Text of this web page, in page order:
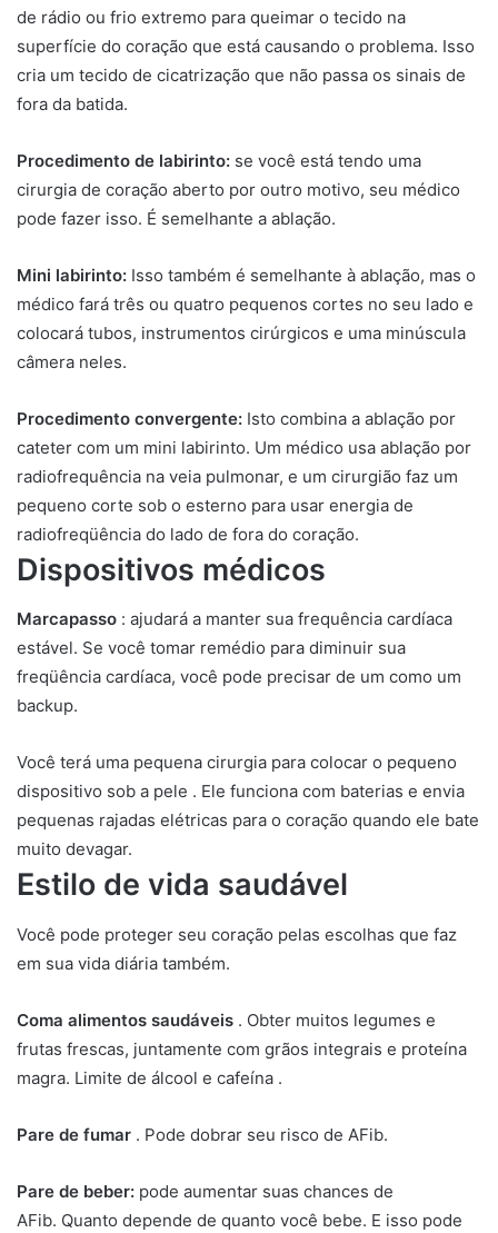
de rádio ou frio extremo para queimar o tecido na
superfície do coração que está causando o problema. Isso
cria um tecido de cicatrização que não passa os sinais de
fora da batida.
Procedimento de labirinto: se você está tendo uma
cirurgia de coração aberto por outro motivo, seu médico
pode fazer isso. É semelhante a ablação.
Mini labirinto: Isso também é semelhante à ablação, mas o
médico fará três ou quatro pequenos cortes no seu lado e
colocará tubos, instrumentos cirúrgicos e uma minúscula
câmera neles.
Procedimento convergente: Isto combina a ablação por
cateter com um mini labirinto. Um médico usa ablação por
radiofrequência na veia pulmonar, e um cirurgião faz um
pequeno corte sob o esterno para usar energia de
radiofreqüência do lado de fora do coração.
Dispositivos médicos
Marcapasso : ajudará a manter sua frequência cardíaca
estável. Se você tomar remédio para diminuir sua
freqüência cardíaca, você pode precisar de um como um
backup.
Você terá uma pequena cirurgia para colocar o pequeno
dispositivo sob a pele . Ele funciona com baterias e envia
pequenas rajadas elétricas para o coração quando ele bate
muito devagar.
Estilo de vida saudável
Você pode proteger seu coração pelas escolhas que faz
em sua vida diária também.
Coma alimentos saudáveis . Obter muitos legumes e
frutas frescas, juntamente com grãos integrais e proteína
magra. Limite de álcool e cafeína .
Pare de fumar . Pode dobrar seu risco de AFib.
Pare de beber: pode aumentar suas chances de
AFib. Quanto depende de quanto você bebe. E isso pode